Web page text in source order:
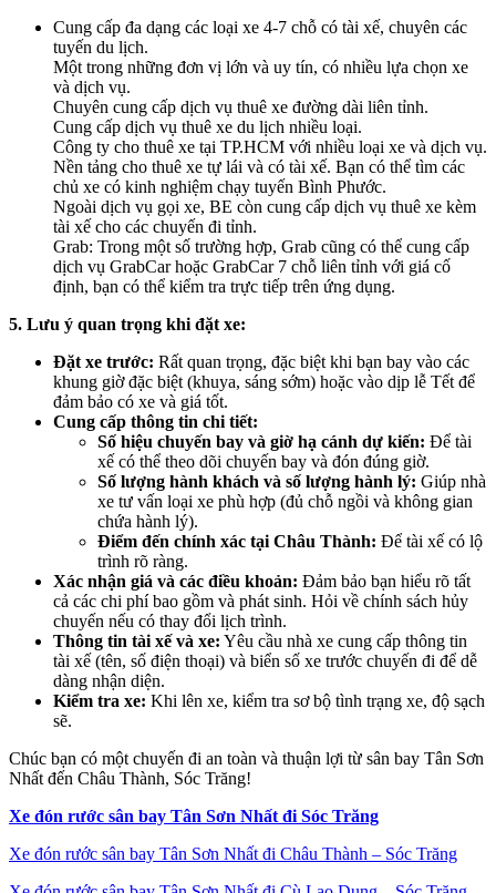
Cung cấp đa dạng các loại xe 4-7 chỗ có tài xế, chuyên các
tuyến du lịch.
Một trong những đơn vị lớn và uy tín, có nhiều lựa chọn xe
và dịch vụ.
Chuyên cung cấp dịch vụ thuê xe đường dài liên tỉnh.
Cung cấp dịch vụ thuê xe du lịch nhiều loại.
Công ty cho thuê xe tại TP.HCM với nhiều loại xe và dịch vụ.
Nền tảng cho thuê xe tự lái và có tài xế. Bạn có thể tìm các
chủ xe có kinh nghiệm chạy tuyến Bình Phước.
Ngoài dịch vụ gọi xe, BE còn cung cấp dịch vụ thuê xe kèm
tài xế cho các chuyến đi tỉnh.
Grab: Trong một số trường hợp, Grab cũng có thể cung cấp
dịch vụ GrabCar hoặc GrabCar 7 chỗ liên tỉnh với giá cố
định, bạn có thể kiểm tra trực tiếp trên ứng dụng.
5. Lưu ý quan trọng khi đặt xe:
Đặt xe trước: Rất quan trọng, đặc biệt khi bạn bay vào các
khung giờ đặc biệt (khuya, sáng sớm) hoặc vào dịp lễ Tết để
đảm bảo có xe và giá tốt.
Cung cấp thông tin chi tiết:
Số hiệu chuyến bay và giờ hạ cánh dự kiến: Để tài
xế có thể theo dõi chuyến bay và đón đúng giờ.
Số lượng hành khách và số lượng hành lý: Giúp nhà
xe tư vấn loại xe phù hợp (đủ chỗ ngồi và không gian
chứa hành lý).
Điểm đến chính xác tại Châu Thành: Để tài xế có lộ
trình rõ ràng.
Xác nhận giá và các điều khoản: Đảm bảo bạn hiểu rõ tất
cả các chi phí bao gồm và phát sinh. Hỏi về chính sách hủy
chuyến nếu có thay đổi lịch trình.
Thông tin tài xế và xe: Yêu cầu nhà xe cung cấp thông tin
tài xế (tên, số điện thoại) và biển số xe trước chuyến đi để dễ
dàng nhận diện.
Kiểm tra xe: Khi lên xe, kiểm tra sơ bộ tình trạng xe, độ sạch
sẽ.
Chúc bạn có một chuyến đi an toàn và thuận lợi từ sân bay Tân Sơn
Nhất đến Châu Thành, Sóc Trăng!
Xe đón rước sân bay Tân Sơn Nhất đi Sóc Trăng
Xe đón rước sân bay Tân Sơn Nhất đi Châu Thành – Sóc Trăng